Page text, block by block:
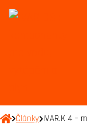
Články IVAR.K 4 –